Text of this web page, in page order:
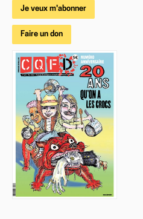
Je veux m'abonner
Faire un don